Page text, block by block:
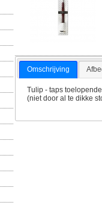
Omschrijving
Tulip - taps
(niet door al te dikke